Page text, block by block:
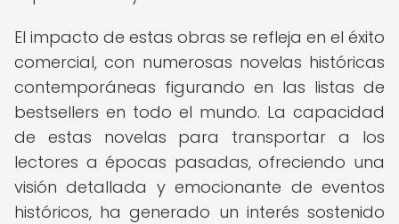
El impacto de estas obras se refleja en el éxito
comercial, con numerosas novelas históricas
contemporáneas figurando en las listas de
bestsellers en todo el mundo. La capacidad
de estas novelas para transportar a los
lectores a épocas pasadas, ofreciendo una
visión detallada y emocionante de eventos
históricos, ha generado un interés sostenido